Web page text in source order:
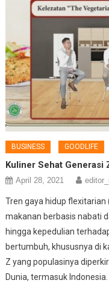
BUSINESS GOODLIFE
Kuliner Sehat Generasi
April 28, 2021
Tren gaya hidup
makanan berbasis nabati
hingga kepedulian
bertumbuh, khususnya di
Z yang populasinya
Dunia, termasuk